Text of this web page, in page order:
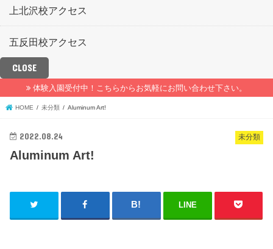
上北沢校アクセス
五反田校アクセス
CLOSE
体験入園受付中！こちらからお気軽にお問い合わせ下さい。
HOME 未分類 Aluminum Art!
未分類
2022.08.24
Aluminum Art!
LINE